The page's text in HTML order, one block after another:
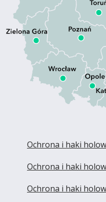
Ochrona i haki
Ochrona i haki
Ochrona i haki